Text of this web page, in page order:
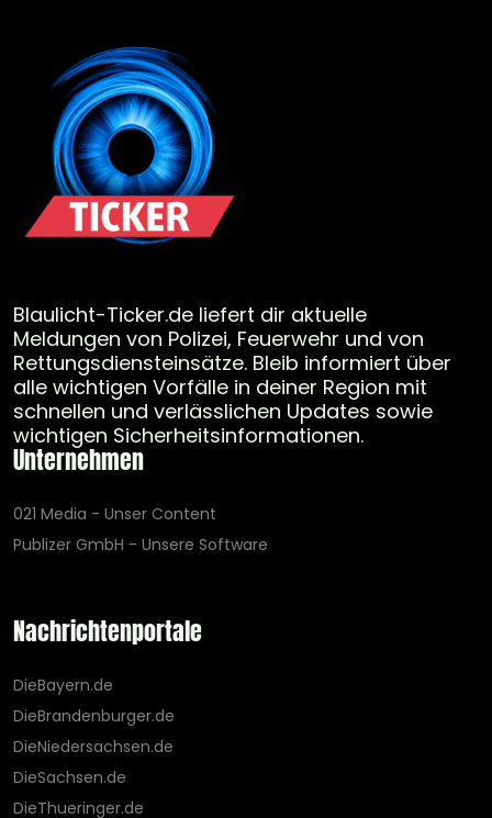
Blaulicht-Ticker.de liefert dir aktuelle
Meldungen von Polizei, Feuerwehr und von
Rettungsdiensteinsätze. Bleib informiert über
alle wichtigen Vorfälle in deiner Region mit
schnellen und verlässlichen Updates sowie
wichtigen Sicherheitsinformationen.
Unternehmen
021 Media - Unser Content
Publizer GmbH - Unsere Software
Nachrichtenportale
DieBayern.de
DieBrandenburger.de
DieNiedersachsen.de
DieSachsen.de
DieThueringer.de